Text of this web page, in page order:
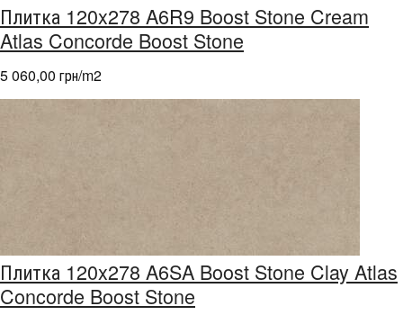
Плитка 120x278 A6R9 Boost Stone Cream
Atlas Concorde Boost Stone
5 060,00 грн/m2
Плитка 120x278 A6SA Boost Stone Clay Atlas
Concorde Boost Stone